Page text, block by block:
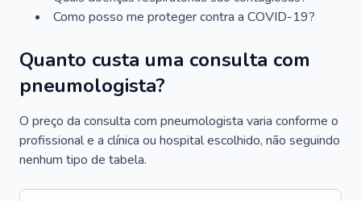
Como posso me proteger contra a COVID-19?
Quanto custa uma consulta com
pneumologista?
O preço da consulta com pneumologista varia conforme o
profissional e a clínica ou hospital escolhido, não seguindo
nenhum tipo de tabela.